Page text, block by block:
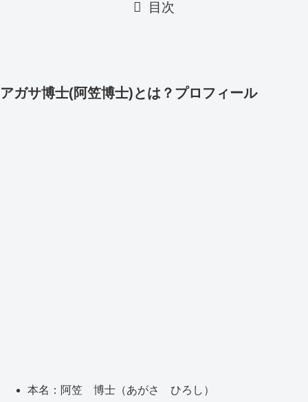
目次
アガサ博士(阿笠博士)とは？プロフィール
本名：阿笠 博士（あがさ ひろし）